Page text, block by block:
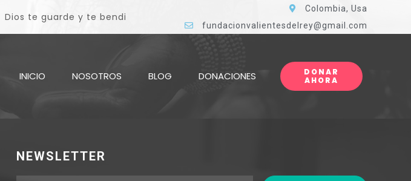
Dios te guarde y te bendiga
Colombia, Usa
fundacionvalientesdelrey@gmail.com
INICIO NOSOTROS BLOG DONACIONES
DONAR
AHORA
NEWSLETTER